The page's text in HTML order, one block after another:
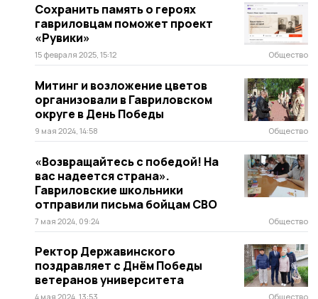
Сохранить память о героях
гавриловцам поможет проект
«Рувики»
15 февраля 2025, 15:12 Общество
Митинг и возложение цветов
организовали в Гавриловском
округе в День Победы
9 мая 2024, 14:58 Общество
«Возвращайтесь с победой! На
вас надеется страна».
Гавриловские школьники
отправили письма бойцам СВО
7 мая 2024, 09:24 Общество
Ректор Державинского
поздравляет с Днём Победы
ветеранов университета
4 мая 2024, 13:53 Общество